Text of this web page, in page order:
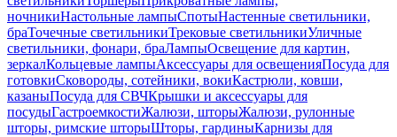
ночникиНастольные лампыСпотыНастенные светильники,
браТочечные светильникиТрековые светильникиУличные
светильники, фонари, браЛампыОсвещение для картин,
зеркалКольцевые лампыАксессуары для освещенияПосуда для
готовкиСковороды, сотейники, вокиКастрюли, ковши,
казаныПосуда для СВЧКрышки и аксессуары для
посудыГастроемкостиЖалюзи, шторыЖалюзи, рулонные
шторы, римские шторыШторы, гардиныКарнизы для